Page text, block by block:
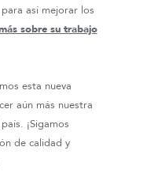
así mejorar los
sobre su trabajo
esta nueva
aún más nuestra
¡Sigamos
de calidad y